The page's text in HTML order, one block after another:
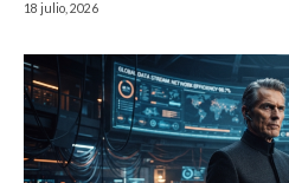
18 julio, 2026